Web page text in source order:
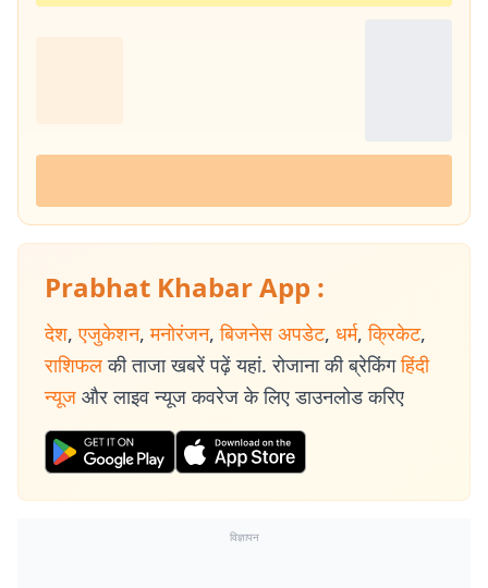
Prabhat Khabar App :
देश, एजुकेशन, मनोरंजन, बिजनेस अपडेट, धर्म, क्रिकेट,
राशिफल की ताजा खबरें पढ़ें यहां. रोजाना की ब्रेकिंग हिंदी
न्यूज और लाइव न्यूज कवरेज के लिए डाउनलोड करिए
विज्ञापन